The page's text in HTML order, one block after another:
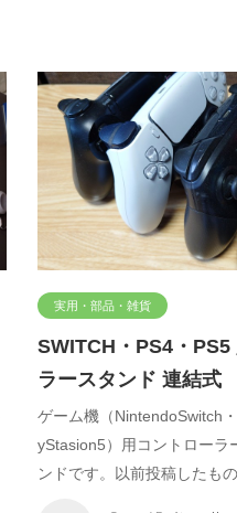
実用・部品・雑貨
SWITCH・PS4・PS5
ラースタンド 連結式
ゲーム機（NintendoSwitch
yStasion5）用コントローラ
ンドです。以前投稿したも